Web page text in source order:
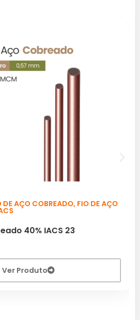
DE AÇO COBREADO, FIO DE AÇO
40% IACS 23
Ver Produto